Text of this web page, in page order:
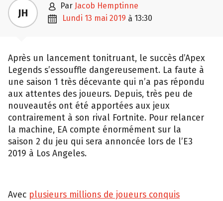
JH  par Jacob Hemptinne
 lundi 13 mai 2019 à 13:30
Après un lancement tonitruant, le succès d’Apex
Legends s’essouffle dangereusement. La faute à
une saison 1 très décevante qui n’a pas répondu
aux attentes des joueurs. Depuis, très peu de
nouveautés ont été apportées aux jeux
contrairement à son rival Fortnite. Pour relancer
la machine, EA compte énormément sur la
saison 2 du jeu qui sera annoncée lors de l’E3
2019 à Los Angeles.
Avec plusieurs millions de joueurs conquis